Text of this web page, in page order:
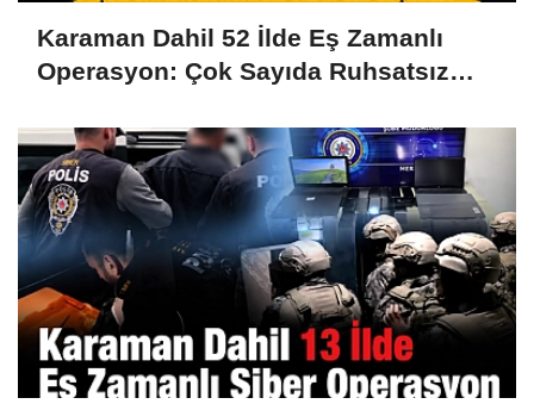
Karaman Dahil 52 İlde Eş Zamanlı
Operasyon: Çok Sayıda Ruhsatsız